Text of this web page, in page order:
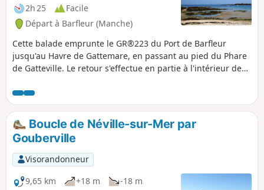
2h 25
Facile
Départ à Barfleur (Manche)
Cette balade emprunte le GR®223 du Port de Barfleur
jusqu'au Havre de Gattemare, en passant au pied du Phare
de Gatteville. Le retour s'effectue en partie à l'intérieur des
revenir au point de départ.
Boucle de Néville-sur-Mer par
Gouberville
Visorandonneur
9,65 km
+18 m
-18 m